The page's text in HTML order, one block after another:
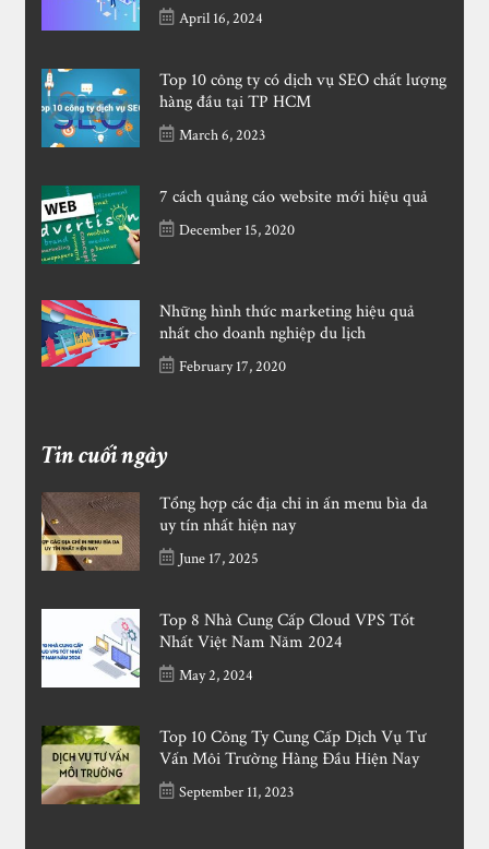
April 16, 2024
Top 10 công ty có dịch vụ SEO chất lượng
hàng đầu tại TP HCM
March 6, 2023
7 cách quảng cáo website mới hiệu quả
December 15, 2020
Những hình thức marketing hiệu quả
nhất cho doanh nghiệp du lịch
February 17, 2020
Tin cuối ngày
Tổng hợp các địa chỉ in ấn menu bìa da
uy tín nhất hiện nay
June 17, 2025
Top 8 Nhà Cung Cấp Cloud VPS Tốt
Nhất Việt Nam Năm 2024
May 2, 2024
Top 10 Công Ty Cung Cấp Dịch Vụ Tư
Vấn Môi Trường Hàng Đầu Hiện Nay
September 11, 2023